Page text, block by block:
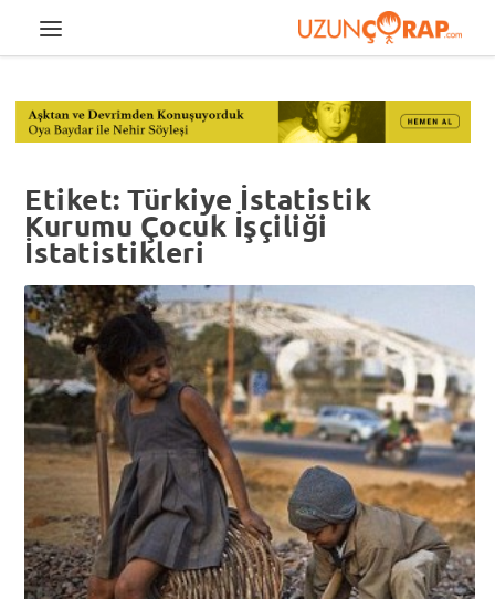
Etiket:Türkiye İstatistik
Kurumu Çocuk İşçiliği
İstatistikleri